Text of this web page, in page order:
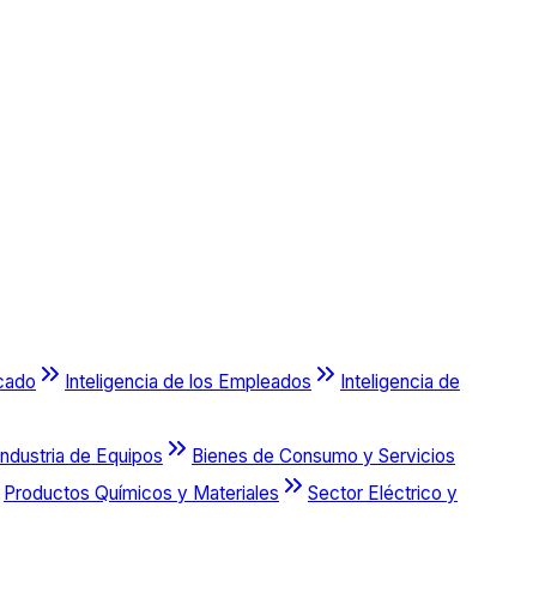
Inteligencia de los Empleados
Inteligencia de
de Equipos
Bienes de Consumo y Servicios
Productos Químicos y Materiales
Sector Eléctrico y